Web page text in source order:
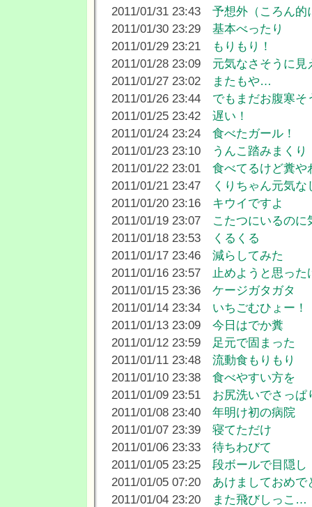
2011/01/31 23:43 予想外（ころん的
2011/01/30 23:29 基本べったり
2011/01/29 23:21
もりもり！
2011/01/28 23:09 元気なさそうに見
2011/01/27 23:02
またもや…
2011/01/26 23:44 でもまだお腹寒そ
2011/01/25 23:42 遅い！
2011/01/24 23:24 食べたガール！
2011/01/23 23:10
うんこ踏みまくり
2011/01/22 23:01 食べてるけど糞や
2011/01/21 23:47
くりちゃん元気な
2011/01/20 23:16 キウイですよ
2011/01/19 23:07
こたつにいるのに
2011/01/18 23:53
くるくる
2011/01/17 23:46 減らしてみた
2011/01/16 23:57 止めようと思った
2011/01/15 23:36 ケージガタガタ
2011/01/14 23:34 いちごむひょー！
2011/01/13 23:09 今日はでか糞
2011/01/12 23:59
足元で固まった
2011/01/11 23:48 流動食もりもり
2011/01/10 23:38 食べやすい方を
2011/01/09 23:51 お尻洗いでさっぱ
2011/01/08 23:40 年明け初の病院
2011/01/07 23:39 寝てただけ
2011/01/06 23:33 待ちわびて
2011/01/05 23:25 段ボールで目隠し
2011/01/05 07:20 あけましておめで
2011/01/04 23:20
また飛びしっこ…